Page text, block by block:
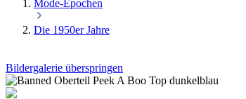
Mode-Epochen
Die 1950er Jahre
Bildergalerie überspringen